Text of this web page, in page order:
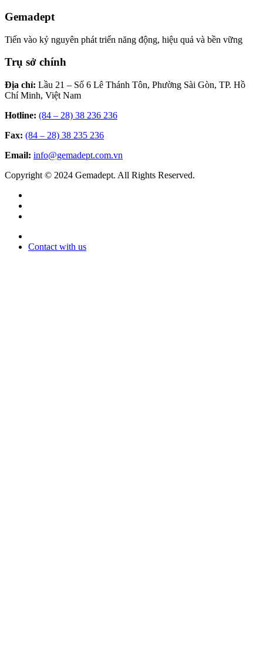
Gemadept
Tiến vào kỷ nguyên phát triển năng động, hiệu quả và bền vững
Trụ sở chính
Địa chỉ: Lầu 21 – Số 6 Lê Thánh Tôn, Phường Sài Gòn, TP. Hồ
Chí Minh, Việt Nam
Hotline: (84 – 28) 38 236 236
Fax: (84 – 28) 38 235 236
Email: info@gemadept.com.vn
Copyright © 2024 Gemadept. All Rights Reserved.
Contact with us